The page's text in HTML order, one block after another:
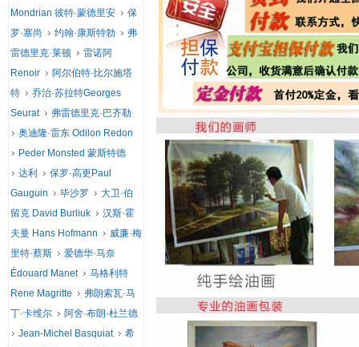
Mondrian 彼特·蒙德里安
保
罗·塞尚
约翰·康斯特勃
弗
雷德里克·莱顿
雷诺阿
Renoir
阿尔伯特·比尔施塔
特
乔治·苏拉特Georges
Seurat
弗雷德里克·巴齐勒
奥迪隆·雷东 Odilon Redon
Peder Monsted 蒙斯特德
达利
保罗·高更Paul
Gauguin
毕沙罗
大卫·伯
留克 David Burliuk
汉斯·霍
夫曼 Hans Hofmann
威廉·梅
里特·蔡斯
爱德华·马奈
Édouard Manet
马格利特
Rene Magritte
弗朗索瓦·马
丁·卡维尔
阿舍·布朗·杜兰德
Jean-Michel Basquiat
希